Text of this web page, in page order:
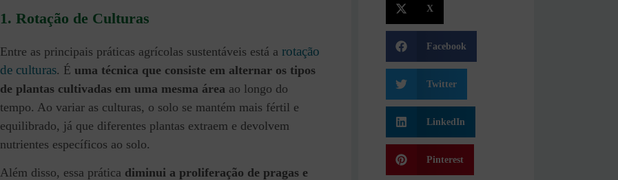
1. Rotação de Culturas
Entre as principais práticas agrícolas sustentáveis está a rotação
de culturas. É uma técnica que consiste em alternar os tipos
de plantas cultivadas em uma mesma área ao longo do
tempo. Ao variar as culturas, o solo se mantém mais fértil e
equilibrado, já que diferentes plantas extraem e devolvem
nutrientes específicos ao solo.
Além disso, essa prática diminui a proliferação de pragas e
X
Facebook
Twitter
LinkedIn
Pinterest